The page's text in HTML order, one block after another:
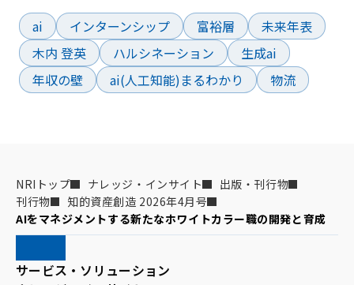
ai
インターンシップ 富裕層
未来年表
木内 登英
ハルシネーション
生成ai
年収の壁
ai(人工知能)まるわかり 物流
NRIトップ ナレッジ・インサイト
出版・刊行物
刊行物
知的資産創造 2026年4月号
AIをマネジメントする新たなホワイトカラー職の開発と育成
サービス・ソリューション